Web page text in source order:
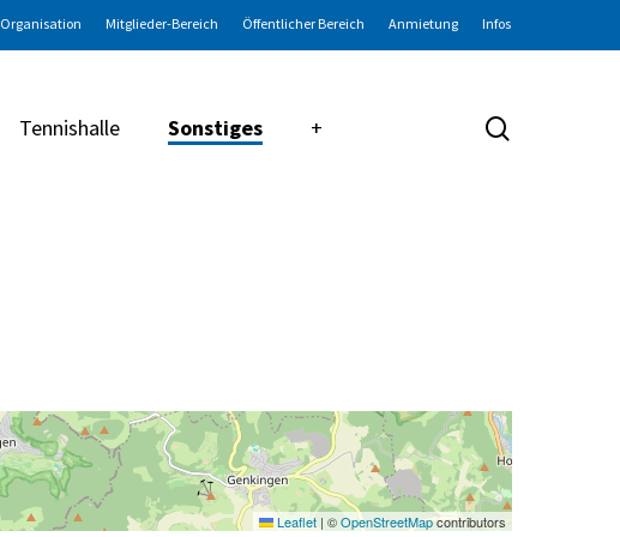
Organisation Mitglieder-Bereich Öffentlicher Bereich Anmietung Infos
Tennishalle Sonstiges +
Leaflet | ©OpenStreetMapcontributors